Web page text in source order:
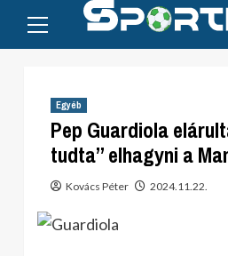
content
Menu
Egyéb
Pep Guardiola
tudta” elhagyni a
Kovács Péter 2024.11.22.